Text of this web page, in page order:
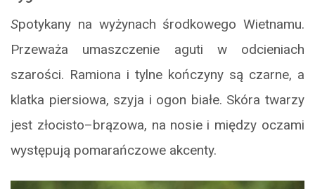
Spotykany na wyżynach środkowego Wietnamu.
Przeważa umaszczenie aguti w odcieniach
szarości. Ramiona i tylne kończyny są czarne, a
klatka piersiowa, szyja i ogon białe. Skóra twarzy
jest złocisto–brązowa, na nosie i między oczami
występują pomarańczowe akcenty.